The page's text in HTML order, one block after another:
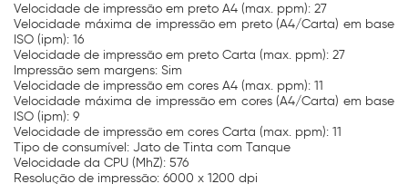
Velocidade de impressão em preto A4 (max. ppm): 27
Velocidade máxima de impressão em preto (A4/Carta) em base
ISO (ipm): 16
Velocidade de impressão em preto Carta (max. ppm): 27
Impressão sem margens: Sim
Velocidade de impressão em cores A4 (max. ppm): 11
Velocidade máxima de impressão em cores (A4/Carta) em base
ISO (ipm): 9
Velocidade de impressão em cores Carta (max. ppm): 11
Tipo de consumível: Jato de Tinta com Tanque
Velocidade da CPU (MhZ): 576
Resolução de impressão: 6000 x 1200 dpi